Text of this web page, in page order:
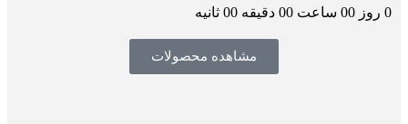
0 روز 00 ساعت 00 دقیقه 00 ثانیه
مشاهده محصولات